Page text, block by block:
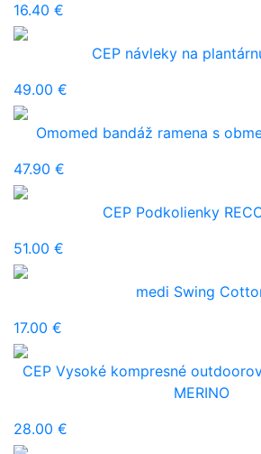
16.40 €
CEP návleky na
49.00 €
Omomed bandáž ramena s
47.90 €
CEP Podkolienky
51.00 €
medi Swing
17.00 €
CEP Vysoké kompresné
MERINO
28.00 €